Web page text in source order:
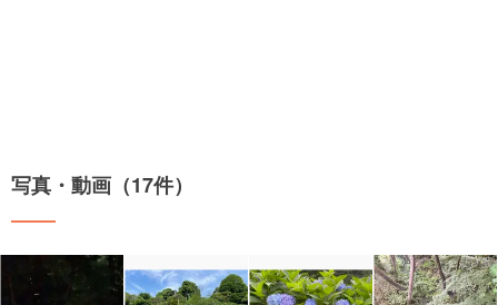
写真・動画（17件）